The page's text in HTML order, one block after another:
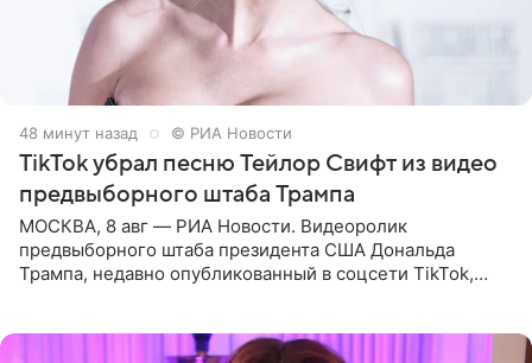
49 минут назад © РИА Новости
TikTok убрал песню Тейлор Свифт из видео
предвыборного штаба Трампа
МОСКВА, 8 авг — РИА Новости. Видеоролик
предвыборного штаба президента США Дональда
Трампа, недавно опубликованный в соцсети TikTok,